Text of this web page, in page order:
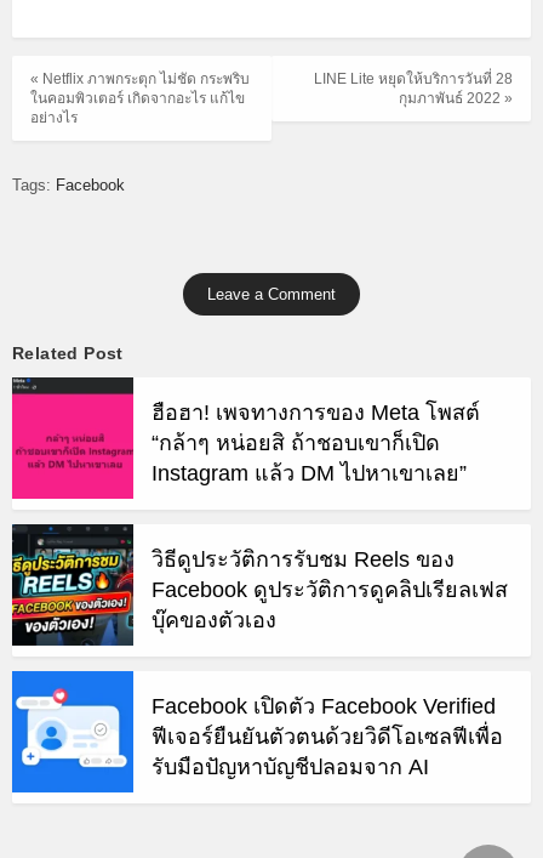
LINE Lite หยุดให้บริการวันที่ 28
กุมภาพันธ์ 2022 »
« Netflix ภาพกระตุก ไม่ชัด กระพริบ
ในคอมพิวเตอร์ เกิดจากอะไร แก้ไข
อย่างไร
Tags: Facebook
Leave a Comment
Related Post
ฮือฮา! เพจทางการของ Meta โพสต์
“กล้าๆ หน่อยสิ ถ้าชอบเขาก็เปิด
Instagram แล้ว DM ไปหาเขาเลย”
วิธีดูประวัติการรับชม Reels ของ
Facebook ดูประวัติการดูคลิปเรียลเฟส
บุ๊คของตัวเอง
Facebook เปิดตัว Facebook Verified
ฟีเจอร์ยืนยันตัวตนด้วยวิดีโอเซลฟีเพื่อ
รับมือปัญหาบัญชีปลอมจาก AI